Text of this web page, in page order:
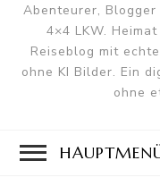
Abenteurer,
4×4 LKW.
Reiseblog mit
ohne KI Bilder. Ein
ohne